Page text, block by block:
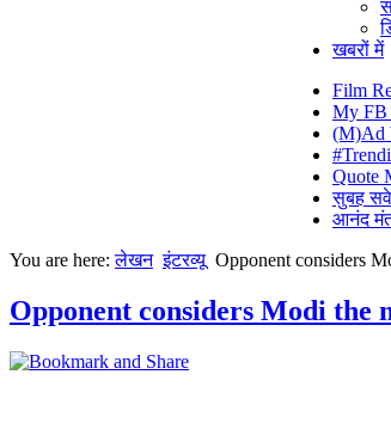
खबरों में
Film
My FB
(M)Ad
Quote
सुबह
आनंद
You are here:लेखन इंटरव्यू Opponent considers
Opponent considers Modi the